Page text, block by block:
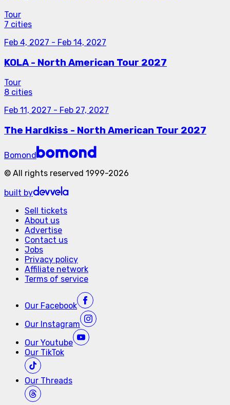
Tour
7 cities
Feb 4, 2027 - Feb 14, 2027
KOLA - North American Tour 2027
Tour
8 cities
Feb 11, 2027 - Feb 27, 2027
The Hardkiss - North American Tour 2027
Bomond
© All rights reserved 1999-2026
built by
Sell tickets
About us
Advertise
Contact us
Jobs
Privacy policy
Affiliate network
Terms of service
Our Facebook
Our Instagram
Our Youtube
Our TikTok
Our Threads